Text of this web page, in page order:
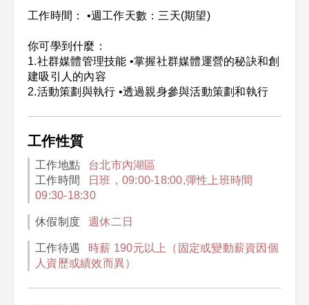
工作時間： •週工作天數：三天(期望)
你可學到什麼：
1.社群媒體管理技能 •掌握社群媒體運營的秘訣和創
建吸引人的內容
2.活動策劃與執行 •透過親身參與活動策劃和執行
工作性質
工作地點
台北市內湖區
工作時間
日班，09:00-18:00,彈性上班時間
09:30-18:30
休假制度 週休二日
工作待遇
時薪 190元以上（固定或變動薪資因個
人資歷或績效而異）